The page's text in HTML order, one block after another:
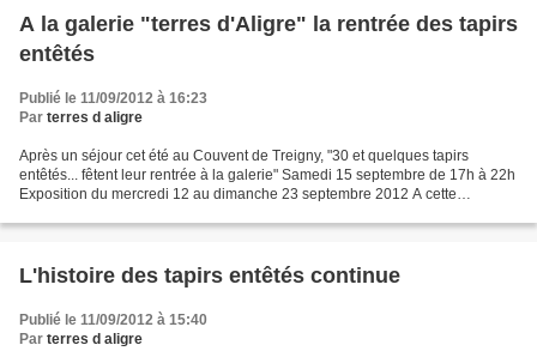
A la galerie "terres d'Aligre" la rentrée des tapirs
entêtés
Publié le 11/09/2012 à 16:23
Par terres d aligre
Après un séjour cet été au Couvent de Treigny, "30 et quelques tapirs
entêtés... fêtent leur rentrée à la galerie" Samedi 15 septembre de 17h à 22h
Exposition du mercredi 12 au dimanche 23 septembre 2012 A cette
L'histoire des tapirs entêtés continue
Publié le 11/09/2012 à 15:40
Par terres d aligre